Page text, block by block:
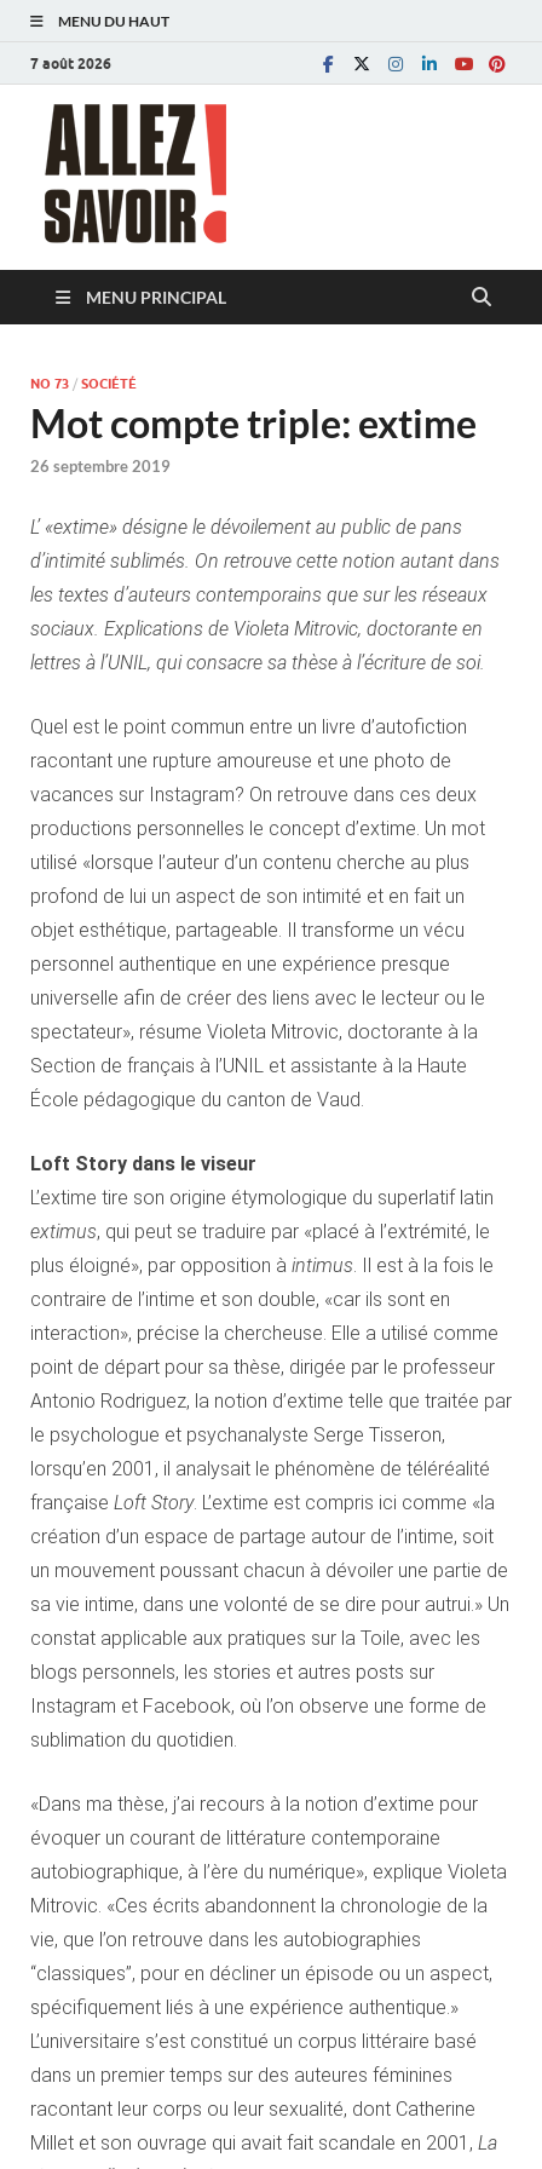
MENU DU HAUT
7 août 2026
MENU PRINCIPAL
NO 73 / SOCIÉTÉ
Mot compte triple: extime
26 septembre 2019
L’ «extime» désigne le dévoilement au public de pans
d’intimité sublimés. On retrouve cette notion autant dans
les textes d’auteurs contemporains que sur les réseaux
sociaux. Explications de Violeta Mitrovic, doctorante en
lettres à l’UNIL, qui consacre sa thèse à l’écriture de soi.
Quel est le point commun entre un livre d’autofiction
racontant une rupture amoureuse et une photo de
vacances sur Instagram? On retrouve dans ces deux
productions personnelles le concept d’extime. Un mot
utilisé «lorsque l’auteur d’un contenu cherche au plus
profond de lui un aspect de son intimité et en fait un
objet esthétique, partageable. Il transforme un vécu
personnel authentique en une expérience presque
universelle afin de créer des liens avec le lecteur ou le
spectateur», résume Violeta Mitrovic, doctorante à la
Section de français à l’UNIL et assistante à la Haute
École pédagogique du canton de Vaud.
Loft Story dans le viseur
L’extime tire son origine étymologique du superlatif latin
extimus, qui peut se traduire par «placé à l’extrémité, le
plus éloigné», par opposition à intimus. Il est à la fois le
contraire de l’intime et son double, «car ils sont en
interaction», précise la chercheuse. Elle a utilisé comme
point de départ pour sa thèse, dirigée par le professeur
Antonio Rodriguez, la notion d’extime telle que traitée par
le psychologue et psychanalyste Serge Tisseron,
lorsqu’en 2001, il analysait le phénomène de téléréalité
française Loft Story. L’extime est compris ici comme «la
création d’un espace de partage autour de l’intime, soit
un mouvement poussant chacun à dévoiler une partie de
sa vie intime, dans une volonté de se dire pour autrui.» Un
constat applicable aux pratiques sur la Toile, avec les
blogs personnels, les stories et autres posts sur
Instagram et Facebook, où l’on observe une forme de
sublimation du quotidien.
«Dans ma thèse, j’ai recours à la notion d’extime pour
évoquer un courant de littérature contemporaine
autobiographique, à l’ère du numérique», explique Violeta
Mitrovic. «Ces écrits abandonnent la chronologie de la
vie, que l’on retrouve dans les autobiographies
“classiques”, pour en décliner un épisode ou un aspect,
spécifiquement liés à une expérience authentique.»
L’universitaire s’est constitué un corpus littéraire basé
dans un premier temps sur des auteures féminines
racontant leur corps ou leur sexualité, dont Catherine
Millet et son ouvrage qui avait fait scandale en 2001, La